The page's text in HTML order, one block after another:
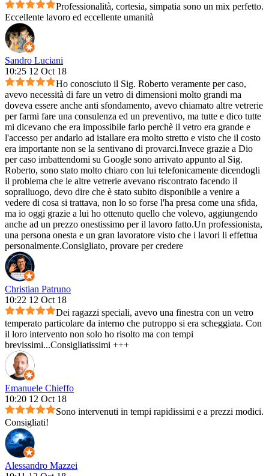
Professionalità, cortesia, simpatia sono un mix perfetto.
Eccellente lavoro ed eccellente umanità
Sandro Luciani
10:25 12 Oct 18
Ho conosciuto il Sig. Roberto veramente per caso,
avevo necessità di fare un vetro di dimensioni molto grandi ma
doveva essere anche anti sfondamento, avevo chiamato altre vetrerie
per farmi fare una consulenza ed un preventivo, ma tutte e dico tutte
mi dicevano che era impossibile farlo perchè il vetro era grande e
l'accesso per andarlo ad istallare era molto stretto e visto che il costo
era importante non se la sentivano di provarci.Invece grazie a Dio
per caso imbattendomi su Google sono arrivato appunto al Sig.
Roberto, sono stato molto chiaro con lui telefonicamente dicendogli
il problema che le altre vetrerie avevano riscontrato facendo il
sopralluogo, devo dire che è stato subito disponibile a venire a
vedere di cosa si trattava, non lo so forse l'ha presa come una sfida,
ma io oggi grazie a lui ho ottenuto quello che volevo, aggiungendo
anche ad un prezzo onestissimo per il lavoro fatto.Un professionista,
una persona onesta e un gran lavoratore visto che i lavori li effettua
personalmente.Consigliato, provare per credere
Christian Patruno
10:22 12 Oct 18
Dei ragazzi speciali, avevo una finestra con un vetro
temperato particolare da interno che putroppo si era scheggiata. Con
il loro intervento non solo ho risolto ma con tempi
brevissimi...Consigliatissimi +++
Emanuele Chieffo
10:20 12 Oct 18
Sono intervenuti in tempi rapidissimi e a prezzi modici.
Consigliati!
Alessandro Mazzei